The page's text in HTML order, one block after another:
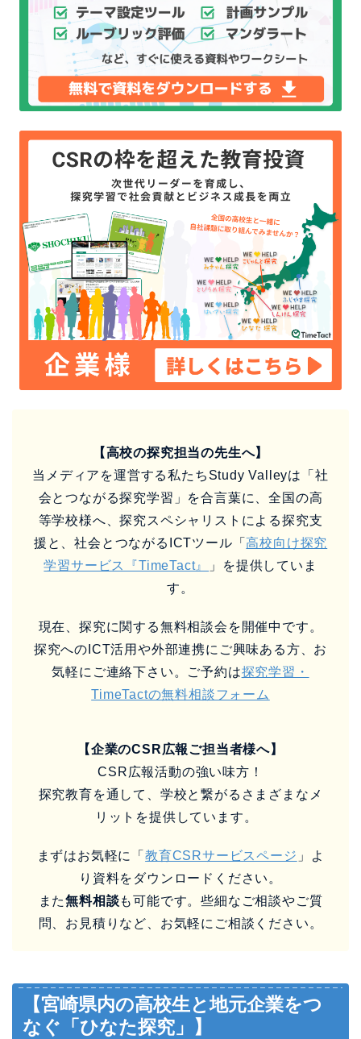
【高校の探究担当の先生へ】
当メディアを運営する私たちStudy Valleyは「社
会とつながる探究学習」を合言葉に、全国の高
等学校様へ、探究スペシャリストによる探究支
援と、社会とつながるICTツール「高校向け探究
学習サービス『TimeTact』
」を提供していま
す。
現在、探究に関する無料相談会を開催中です。
探究へのICT活用や外部連携にご興味ある方、お
気軽にご連絡下さい。ご予約は探究学習・
TimeTactの無料相談フォーム
【企業のCSR広報ご担当者様へ】
CSR広報活動の強い味方！
探究教育を通して、学校と繋がるさまざまなメ
リットを提供しています。
まずはお気軽に「教育CSRサービスページ 」よ
り資料をダウンロードください。
また無料相談も可能です。些細なご相談やご質
問、お見積りなど、お気軽にご相談ください。
【宮崎県内の高校生と地元企業をつ
なぐ「ひなた探究」】